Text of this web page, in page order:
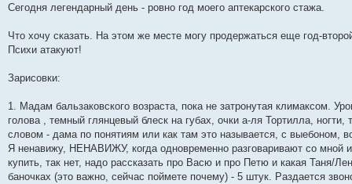
о
е
и
Сегодня легендарный день - ровно год моего аптекарского стажа.
Что хочу сказать. На этом же месте могу продержаться еще год-
Психи атакуют!
Зарисовки:
1. Мадам бальзаковского возраста, пока не затронутая климаксом.
голова , темный глянцевый блеск на губах, очки а-ля Тортилла,
словом - дама по понятиям или как там это называется, с выебоном,
Я ненавижу, НЕНАВИЖУ, когда одновременно разговаривают со мной
купить, так нет, надо рассказать про Васю и про Петю и какая Таня/
баночках (это важно, сейчас поймете почему) - 5 штук. Раздается